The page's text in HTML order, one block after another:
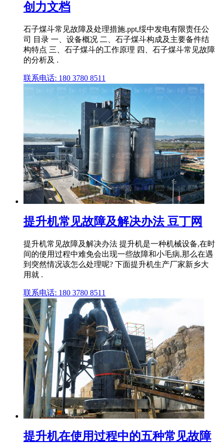
创力文档
石子煤斗常见故障及处理措施.ppt,绥中发电有限责任公
司 目录 一、设备概况 二、石子煤斗构成及主要备件结
构特点 三、石子煤斗的工作原理 四、石子煤斗常见故障
的分析及 .
联系电话: 180 3780 8511
提升机常见故障及解决办法 豆丁网
提升机常见故障及解决办法 提升机是一种机械设备,在时
间的使用过程中难免会出现一些故障和小毛病,那么在遇
到突然情况该怎么处理呢? 下面提升机生产厂家新乡大
用就 .
联系电话: 180 3780 8511
提升机在使用过程中的五种常见故障